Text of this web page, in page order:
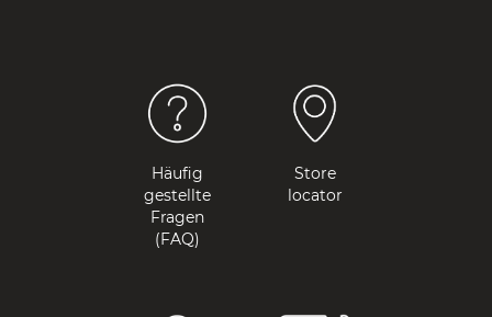
Häufig
gestellte
Fragen
(FAQ)
Store
locator